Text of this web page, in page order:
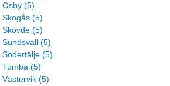
Osby (5)
Skogås (5)
Skövde (5)
Sundsvall (5)
Södertälje (5)
Tumba (5)
Västervik (5)